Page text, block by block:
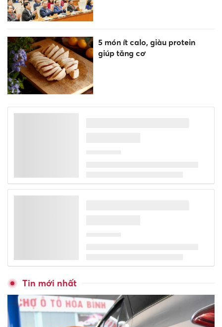
5 món ít calo, giàu protein
giúp tăng cơ
Giành suất học tiến sĩ gần 8 tỷ